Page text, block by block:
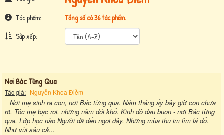
Tác phẩm:
Tổng số có 36 tác phẩm.
Sắp xếp:
Nơi Bác Từng Qua
Tác giả: Nguyễn Khoa Điềm
Nơi mẹ sinh ra con, nơi Bác từng qua. Năm tháng ấy bây giờ con chưa
rõ. Tóc mẹ bạc rồi, những năm đói khổ. Kinh đô đau buồn - nơi Bác từng
qua. Lớp học nào Người đã đến ngồi đây. Những mùa thu im lìm lá đổ.
Như vùi sâu cả...